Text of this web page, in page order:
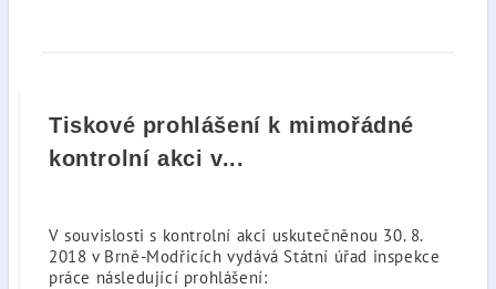
Tiskové prohlášení k mimořádné
kontrolní akci v...
V souvislosti s kontrolní akci uskutečněnou 30. 8.
2018 v Brně-Modřicích vydává Státní úřad inspekce
práce následující prohlášení: